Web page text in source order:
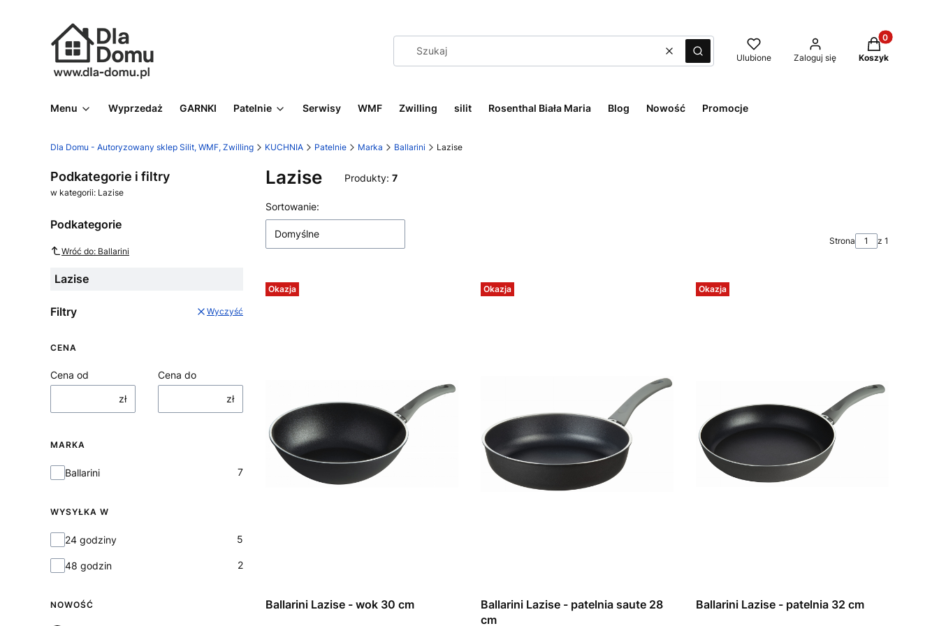
WyczyśćSzukaj Ulubione Zaloguj się
Produkty w
Koszyk
Menu Wyprzedaż GARNKI Patelnie Serwisy WMF Zwilling silit Rosenthal Biała Maria Blog Nowość Promocje
Dla Domu - Autoryzowany sklep Silit, WMF, Zwilling KUCHNIA Patelnie Marka Ballarini Lazise
Podkategorie i filtry
w kategorii: Lazise
Podkategorie
Wróć do: Ballarini
Lazise
Filtry Wyczyść
CENA
Cena od
zł
Cena do
zł
MARKA
MarkaBallarini 7
WYSYŁKA W
Wysyłka w
24 godziny 5
48 godzin 2
NOWOŚĆ
Lazise Produkty: 7
Lista produktów
Sortowanie:
Domyślne
Strona z 1
Okazja
Ballarini Lazise - wok 30 cm
Okazja
Ballarini Lazise - patelnia saute 28
cm
Okazja
Ballarini Lazise - patelnia 32 cm